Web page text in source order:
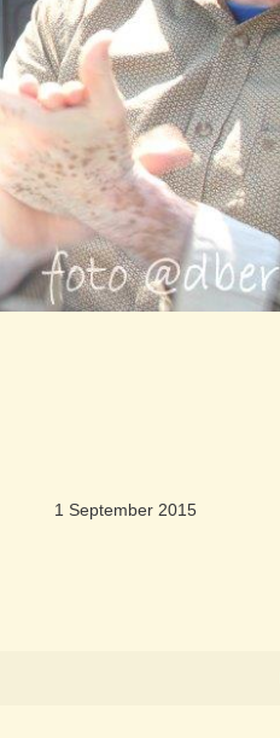
1 September 2015